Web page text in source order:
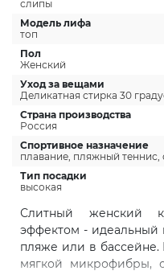
слипы
Модель лифа
топ
Пол
Женский
Уход за вещами
Деликатная стирка 30
Страна производства
Россия
Спортивное назначение
плавание, пляжный теннис,
Тип посадки
высокая
Слитный женский
эффектом - идеальный
пляже или в бассейне.
мягкой микрофибры,